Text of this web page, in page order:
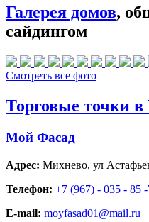
Галерея домов,
сайдингом
Смотреть все фото
Торговые точки
Мой Фасад
Адрес: Михнево, ул
Телефон: +7 (967) - 035 - 85
E-mail: moyfasad01@mail.ru